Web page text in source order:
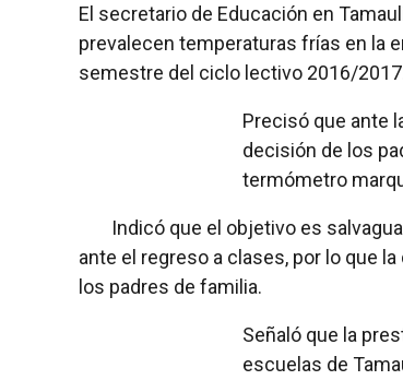
El secretario de Educación en
prevalecen temperaturas frías en la
semestre del ciclo lectivo 2016/
Precisó que ante
decisión de los
termómetro
Indicó que el objetivo es
ante el regreso a clases, por lo que
los padres de familia.
Señaló que la
escuelas de